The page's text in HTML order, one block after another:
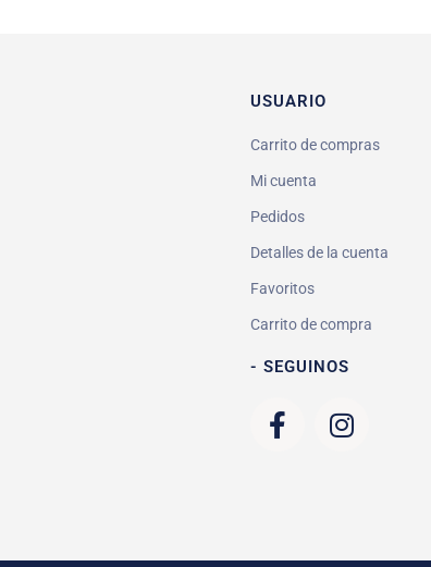
USUARIO
Carrito de compras
Mi cuenta
Pedidos
Detalles de la cuenta
Favoritos
Carrito de compra
- SEGUINOS